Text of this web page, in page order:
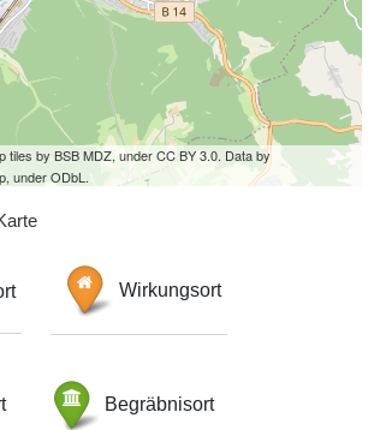
tiles by BSB MDZ, under CC BY 3.0. Data by
under ODbL.
Wirkungsort
Begräbnisort